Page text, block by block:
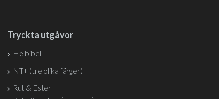
Tryckta utgåvor
Helbibel
NT+ (tre olika färger)
Rut & Ester